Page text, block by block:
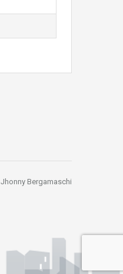
Jhonny Bergamaschi